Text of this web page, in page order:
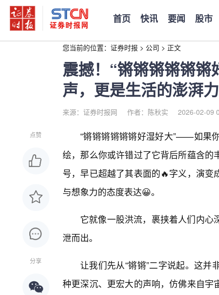
首页 快讯 要闻 股市
您当前的位置： 证券时报 > 公司 > 正文
震撼！“锵锵锵锵锵
声，更是生活的澎湃
来源：证券时报网 作者：陈秋实 2026-02-09
点赞
分享
“锵锵锵锵锵锵好湿好大”——如果
绘，那么你或许错过了它背后所蕴含
号，早已超越了其表面的🔥字义，演
与想象力的态度表达😀。
它就像一股洪流，裹挟着人们内
泄而出。
让我们先从“锵锵”二字说起。这
种更深沉、更宏大的声响，仿佛来自